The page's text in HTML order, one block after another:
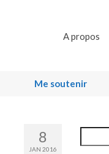
A propos
Me soutenir
8
JAN 2016